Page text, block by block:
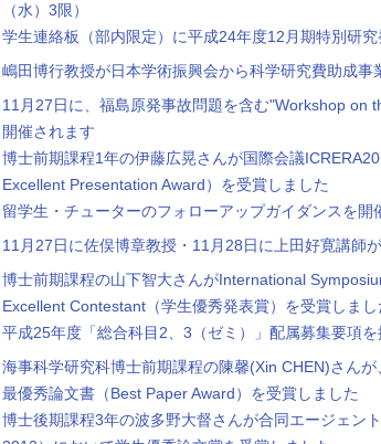
（水）3限）
学生連絡板（部内限定）に平成24年度12月期特別研
嶋田博行教授が日本学術振興会から科学研究費助成事
11月27日に、福島原発事故問題を含む"Workshop
開催されます
博士前期課程1年の伊藤広晃さんが国際会議
Excellent Presentation Award）を受賞しました
留学生・チューターのフォローアップガイダンスを開
11月27日に佐俣博章教授・11月28日に上田好寛講師
博士前期課程の山下智大さんがInternational
Excellent Contestant（学生優秀発表賞）を受賞しまし
平成25年度「総合科目2、3（ゼミ）」配属募集要項を
海事科学研究科博士前期課程の陳馨(Xin CHEN)さん
最優秀論文書（Best Paper Award）を受賞しました
博士後期課程3年の波多野大督さんが合同エージェン